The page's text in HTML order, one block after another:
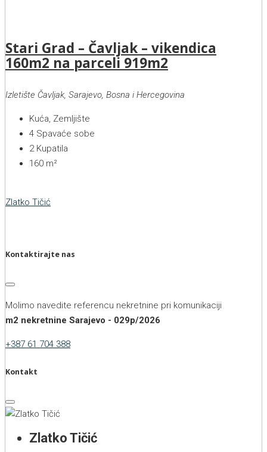
Stari Grad – Čavljak – vikendica
160m2 na parceli 919m2
Izletište Čavljak, Sarajevo, Bosna i Hercegovina
Kuća, Zemljište
4 Spavaće sobe
2 Kupatila
160 m²
Zlatko Tičić
Kontaktirajte nas
Molimo navedite referencu nekretnine pri komunikaciji
m2 nekretnine Sarajevo - 029p/2026
+387 61 704 388
Kontakt
Zlatko Tičić